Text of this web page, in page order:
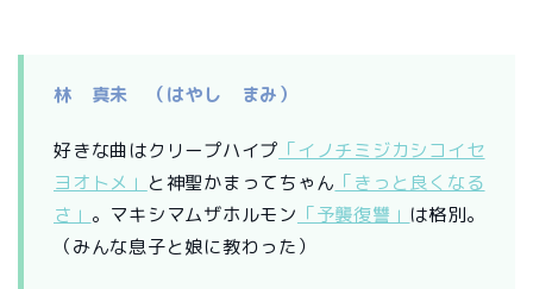
林 真未 （はやし まみ）
好きな曲はクリープハイプ 「イノチミジカシコイセ
ヨオトメ」 と神聖かまってちゃん 「きっと良くなる
さ」 。マキシマムザホルモン 「予襲復讐」 は格別。
（みんな息子と娘に教わった）